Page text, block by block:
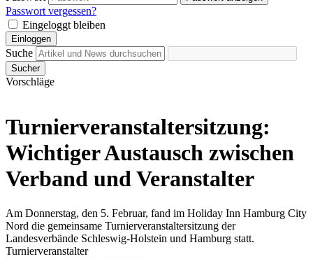
Passwort vergessen?
Eingeloggt bleiben
Einloggen
Suche
Sucher
Vorschläge
Turnierveranstaltersitzung:
Wichtiger Austausch zwischen
Verband und Veranstalter
Am Donnerstag, den 5. Februar, fand im Holiday Inn Hamburg City
Nord die gemeinsame Turnierveranstaltersitzung der
Landesverbände Schleswig-Holstein und Hamburg statt.
Turnierveranstalter